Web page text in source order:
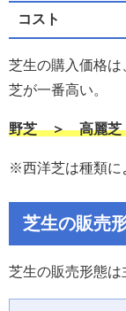
コスト
芝生の購入価格
芝が一番高い。
野芝 ＞ 高麗
※西洋芝は種類に
芝生の販売
芝生の販売形態は